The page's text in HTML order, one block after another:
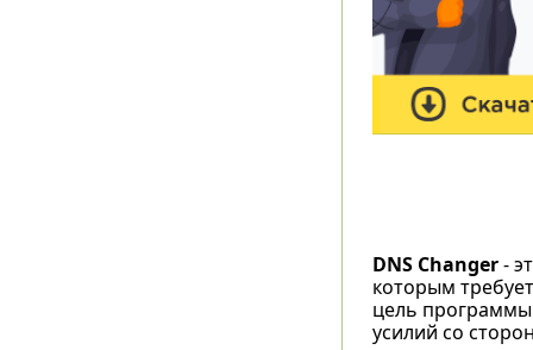
DNS Changer-
которым
цель
усилий со